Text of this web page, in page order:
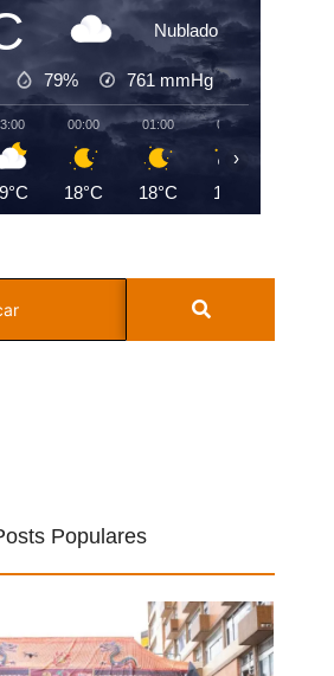
Nublado
79% 761 mmHg
00:00
18°C
01:00
18°C
02:00
18°C
›
Populares